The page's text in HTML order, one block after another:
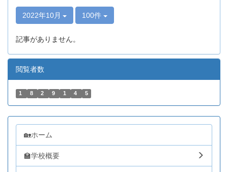
2022年10月 100件
記事がありません。
閲覧者数
1 8 2 9 1 4 5
🏡ホーム
🏫学校概要